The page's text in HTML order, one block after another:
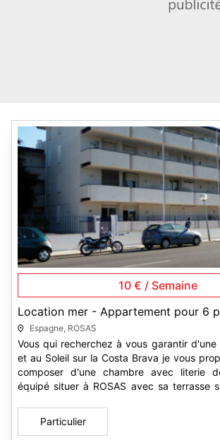
10 € / Semaine
Location mer - Appartement pour 6
Espagne, ROSAS
Vous qui recherchez à vous garantir
et au Soleil sur la Costa Brava je vous propose ce logement
composer d'une chambre avec literie
équipé situer à ROSAS avec sa terrasse situé au 3° étage
Particulier